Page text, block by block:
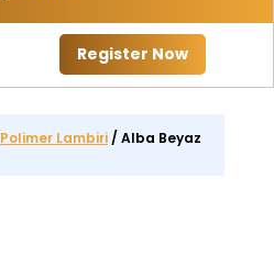
Register Now
Polimer Lambiri/ Alba Beyaz